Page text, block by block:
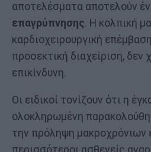
αποτελέσματα αποτελούν
επαγρύπνησης. Η κολπική
καρδιοχειρουργική
προσεκτική διαχείριση, δεν
επικίνδυνη.
Οι ειδικοί τονίζουν ότι η
ολοκληρωμένη
την πρόληψη μακροχρόνιων
περισσότεροι ασθενείς